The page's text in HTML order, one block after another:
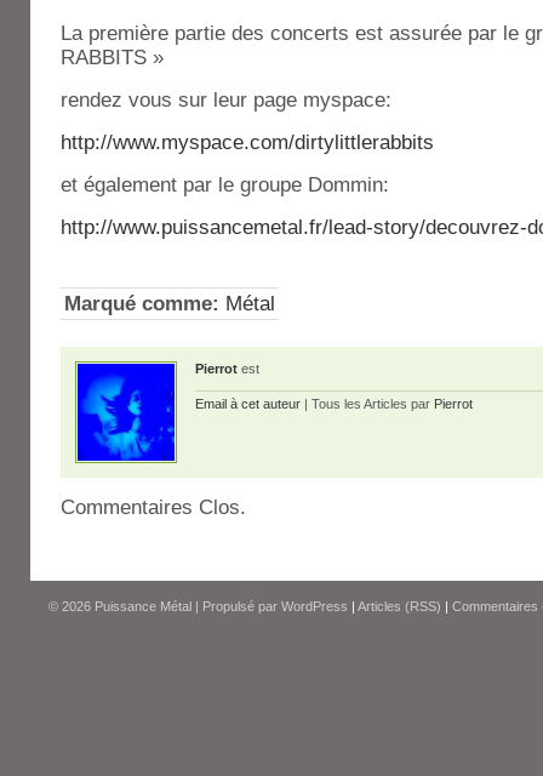
La première partie des concerts est assurée par le
RABBITS »
rendez vous sur leur page myspace:
http://www.myspace.com/dirtylittlerabbits
et également par le groupe Dommin:
http://www.puissancemetal.fr/lead-story/decouvrez-
Marqué comme: Métal
Pierrot est
Email à cet auteur | Tous les Articles par Pierrot
Commentaires Clos.
© 2026 Puissance Métal | Propulsé par WordPress | Articles (RSS) | Commentaires